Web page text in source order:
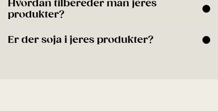
Hvordan tilbereder man jeres
produkter?
Er der soja i jeres produkter?